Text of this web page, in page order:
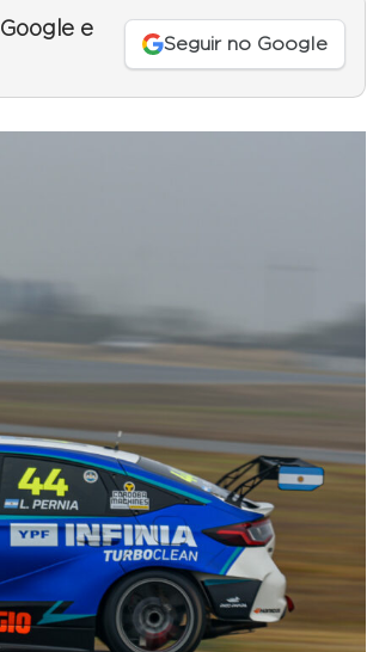
e
Seguir no Google